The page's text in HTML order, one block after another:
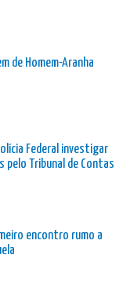
de Homem-Aranha
Federal investigar
pelo Tribunal de Contas
encontro rumo a